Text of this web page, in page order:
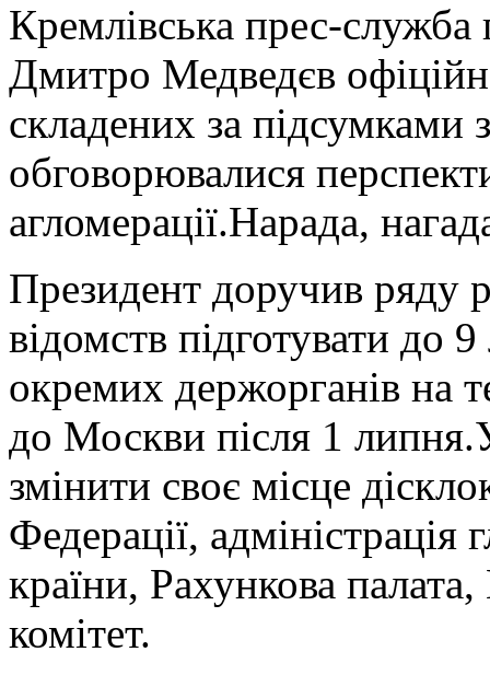
Кремлівська прес-
Дмитро Медведєв
складених за підсумками
обговорювалися
агломерації.Нарада,
Президент доручив ряду
відомств підготувати до
окремих держорганів на
до Москви після 1
змінити своє місце
Федерації,
країни, Рахункова
комітет.